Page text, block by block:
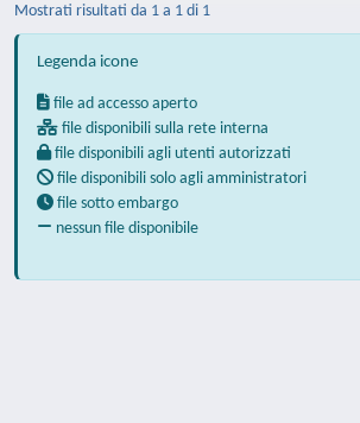
Mostrati risultati da 1 a 1 di 1
Legenda icone
file ad accesso aperto
file disponibili sulla rete interna
file disponibili agli utenti autorizzati
file disponibili solo agli amministratori
file sotto embargo
nessun file disponibile